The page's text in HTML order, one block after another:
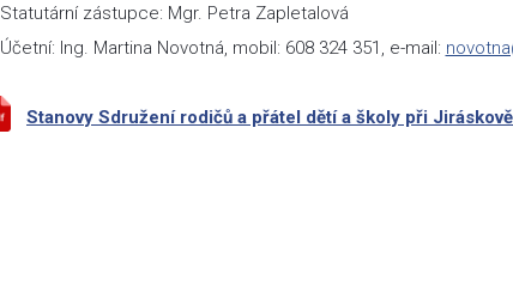
Statutární zástupce: Mgr. Petra Zapletalová
Účetní: Ing. Martina Novotná, mobil: 608 324 351, e-mail:
Stanovy Sdružení rodičů a přátel dětí a školy při